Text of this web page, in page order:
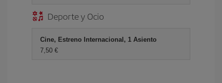
Deporte y Ocio
Cine, Estreno Internacional, 1 Asiento
7,50 €